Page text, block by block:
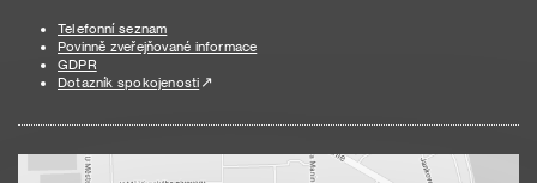
Telefonní seznam
Povinně zveřejňované informace
GDPR
Dotazník spokojenosti